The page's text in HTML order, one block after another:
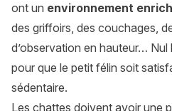
ont un environnement
des griffoirs, des couchages,
d’observation en hauteur… Nul
pour que le petit félin soit
sédentaire.
Les chattes doivent avoir une